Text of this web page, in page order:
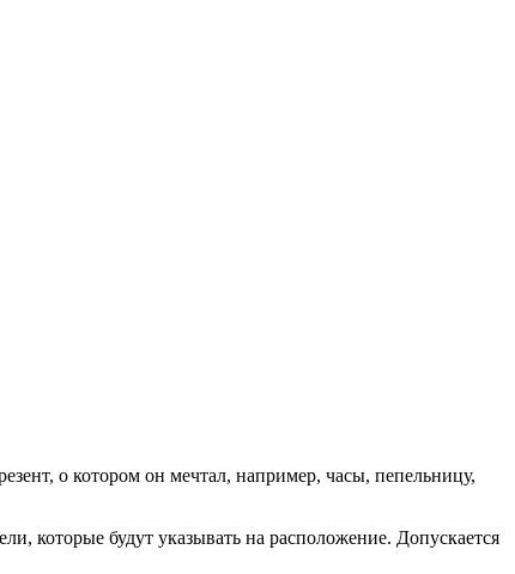
о котором он мечтал, например, часы, пепельницу,
которые будут указывать на расположение. Допускается